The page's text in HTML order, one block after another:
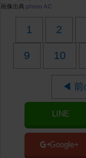
画像出典:photo AC
1 2
9 10
◀ 前
LINE
Google+